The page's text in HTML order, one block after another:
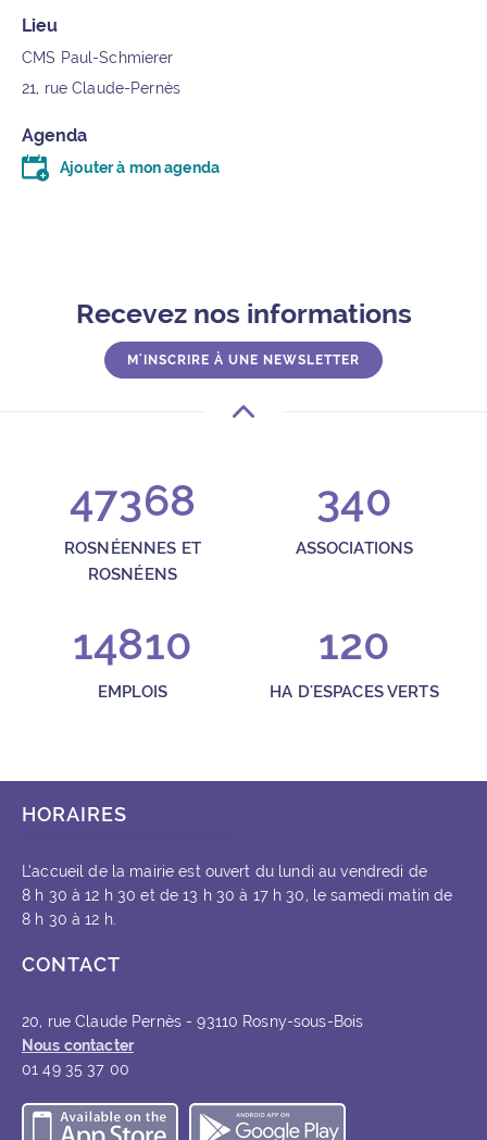
Lieu
CMS Paul-Schmierer
21, rue Claude-Pernès
Agenda
Ajouter à mon agenda
Télécharger le fichier .ics (moins d’un kilo-octet)
Recevez nos informations
M'INSCRIRE À UNE NEWSLETTER
47368
ROSNÉENNES ET
ROSNÉENS
340
ASSOCIATIONS
14810
EMPLOIS
120
HA D'ESPACES VERTS
HORAIRES
L’accueil de la mairie est ouvert du lundi au vendredi de
8 h 30 à 12 h 30 et de 13 h 30 à 17 h 30, le samedi matin de
8 h 30 à 12 h.
CONTACT
20, rue Claude Pernès - 93110 Rosny-sous-Bois
Nous contacter
01 49 35 37 00
Télécharger l’application iOS